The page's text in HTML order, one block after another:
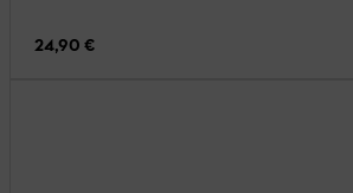
24,90 €